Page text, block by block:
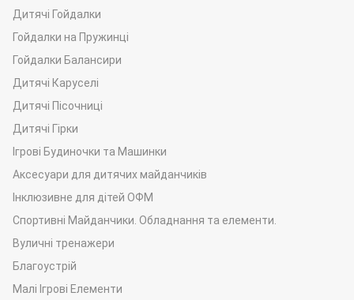
Дитячі Гойдалки
Гойдалки на Пружинці
Гойдалки Балансири
Дитячі Каруселі
Дитячі Пісочниці
Дитячі Гірки
Ігрові Будиночки та Машинки
Аксесуари для дитячих майданчиків
Інклюзивне для дітей ОФМ
Спортивні Майданчики. Обладнання та елементи.
Вуличні тренажери
Благоустрій
Малі Ігрові Елементи